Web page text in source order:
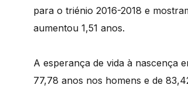
para o triénio 2016-2018 e
aumentou 1,51 anos.
A esperança de vida à nascença
77,78 anos nos homens e de